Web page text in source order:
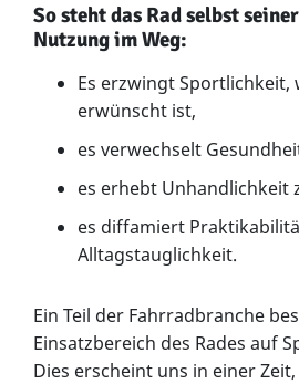
So steht das Rad selbst
Nutzung im Weg:
Es erzwingt Sportlichkeit,
erwünscht ist,
es verwechselt
es erhebt Unhandlichkeit
es diffamiert
Alltagstauglichkeit.
Ein Teil der Fahrradbranche
Einsatzbereich des Rades auf
Dies erscheint uns in einer